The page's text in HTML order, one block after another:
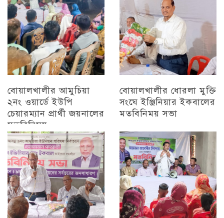
বোয়ালখালীর আমুচিয়া
২নং ওয়ার্ডে ইউপি
চেয়ারম্যান প্রার্থী জয়নালের
মতবিনিময়
চট্টগ্রাম
বোয়ালখালীর ধোরলা মুক্তি
সংঘে ইঞ্জিনিয়ার ইকবালের
মতবিনিময় সভা
চট্টগ্রাম